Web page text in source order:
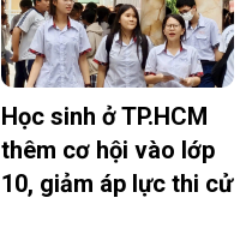
Học sinh ở TP.HCM
thêm cơ hội vào lớp
10, giảm áp lực thi cử